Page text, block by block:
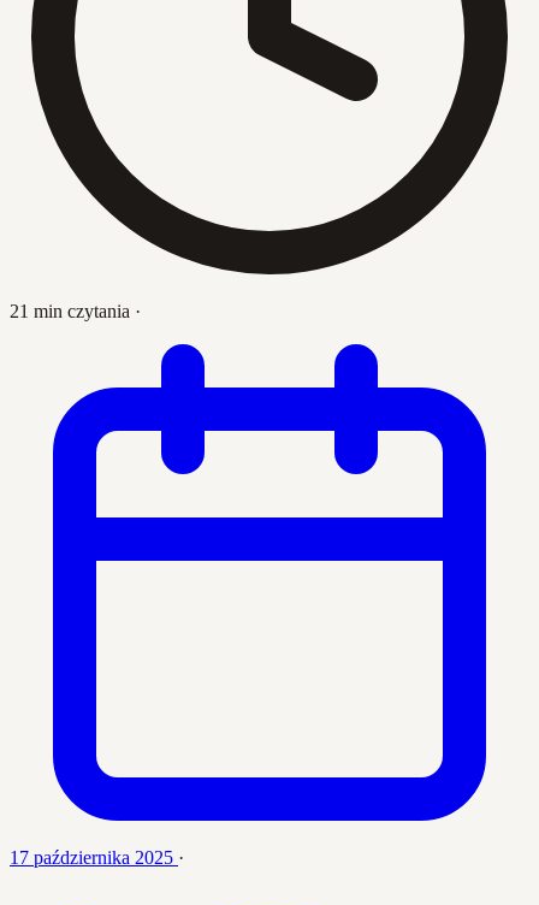
21 min czytania ·
17 października 2025 ·